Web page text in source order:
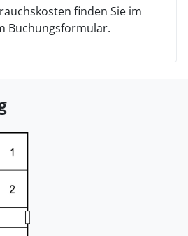
finden Sie im
Buchungsformular.